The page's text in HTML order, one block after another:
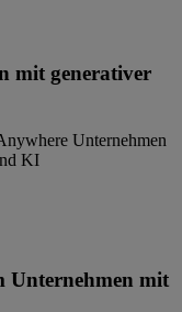
mit generativer
Unternehmen
KI
Unternehmen mit